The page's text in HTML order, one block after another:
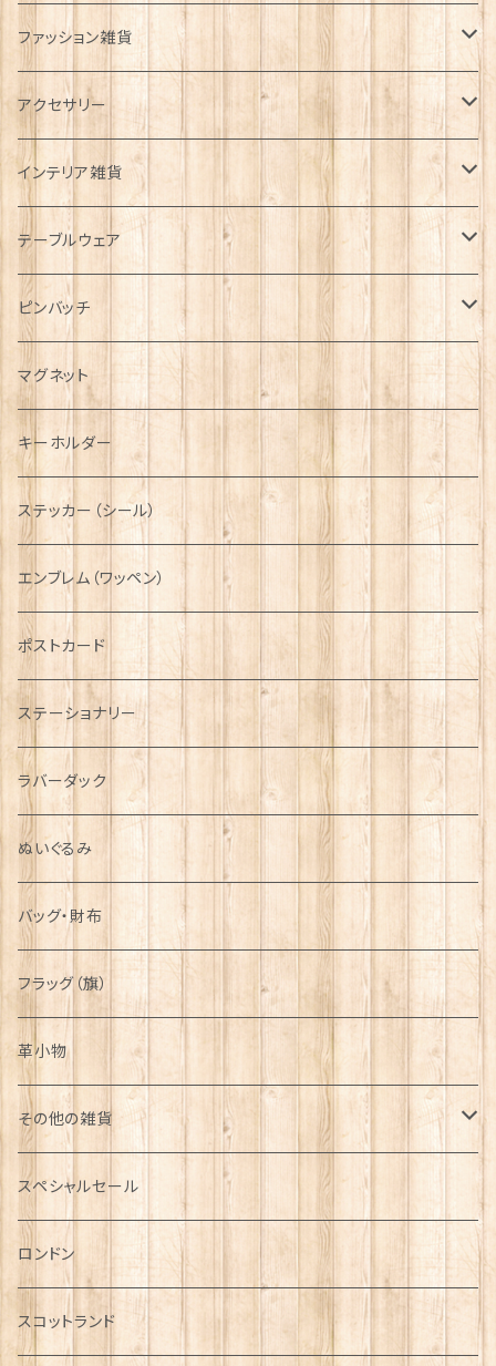
ファッション雑貨
タータンネクタイ
帽子
キャップ
ハンチング帽
キャスケット
ディアストーカー
ニット帽
Tシャツ
マフラー
タータン【Bronte by Moon】
タータン【Glencroft】
ボタンラップマフラー【Aran Traditions】
サッシュ
スカーフ
ファッションマスク
アクセサリー
ORTAK
ブローチ
ペンダント
チャーム
その他のアクセサリー
インテリア雑貨
インテリア置物
ラブスプーン
ラブスプーン【SION LLEWELLYN】
ラブスプーン【PAUL CURTIS】
ファブリック
テーブルウェア
ティータオル
ペーパーナプキン
ティーコジー
その他テーブルウェア
ピンバッチ
ジェネラルデザイン
乗り物
動物＆植物
音楽＆楽器
運動＆人物
シンボル
ミリタリー
NAVY
AIRFORCE
ARMY
ピューター
マグネット
キーホルダー
ステッカー（シール）
エンブレム（ワッペン）
ポストカード
ステーショナリー
ラバーダック
ぬいぐるみ
バッグ・財布
フラッグ（旗）
革小物
その他の雑貨
ミニカー
チャーム
犬グッズ
スペシャルセール
ロンドン
スコットランド